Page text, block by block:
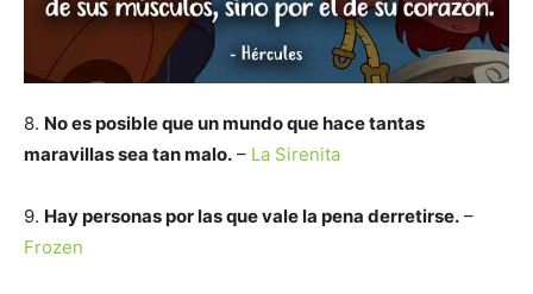
8. No es posible que un mundo que hace tantas
maravillas sea tan malo. – La Sirenita
9. Hay personas por las que vale la pena derretirse. –
Frozen